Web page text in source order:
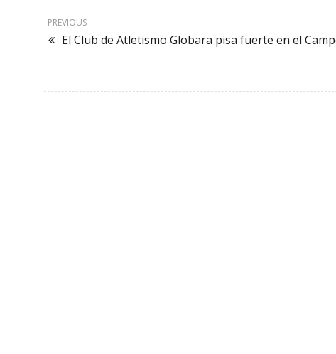
PREVIOUS
El Club de Atletismo Globara pisa fuerte en el